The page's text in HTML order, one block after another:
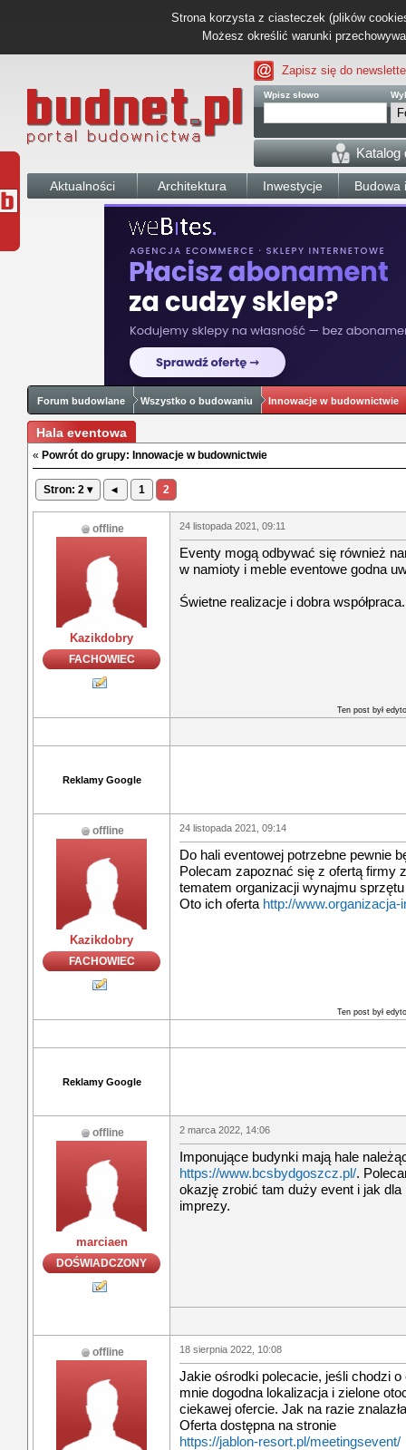
Strona korzysta z ciasteczek (plików
Możesz określić warunki
Zapisz się do
Wpisz słowo
Katalog
Aktualności Architektura Inwestycje Budowa
Forum budowlane Wszystko o budowaniu Innowacje w budownictwie
Hala eventowa
« Powrót do grupy: Innowacje w budownictwie
Stron: 2 ▾ ◂ 1 2
offline
Kazikdobry
FACHOWIEC
24 listopada 2021, 09:11
Eventy mogą odbywać się również
w namioty i meble eventowe godna
Świetne realizacje i dobra
Ten post był
Reklamy Google
offline
Kazikdobry
FACHOWIEC
24 listopada 2021, 09:14
Do hali eventowej potrzebne pewnie
Polecam zapoznać się z ofertą firmy
tematem organizacji wynajmu
Oto ich oferta http://www.organizacja-
Ten post był
Reklamy Google
offline
marciaen
DOŚWIADCZONY
2 marca 2022, 14:06
Imponujące budynki mają hale
https://www.bcsbydgoszcz.pl/.
okazję zrobić tam duży event i jak
imprezy.
offline 18 sierpnia 2022, 10:08
Jakie ośrodki polecacie, jeśli chodzi
mnie dogodna lokalizacja i zielone
ciekawej ofercie. Jak na razie
Oferta dostępna na stronie
https://jablon-resort.pl/meetingsevent/